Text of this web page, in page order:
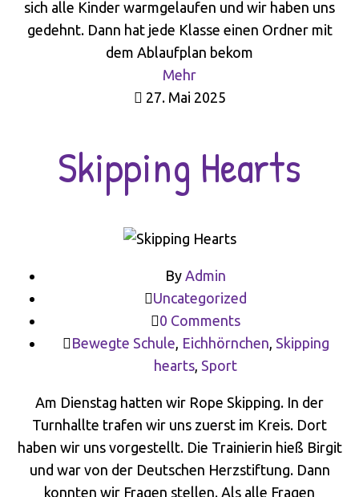
sich alle Kinder warmgelaufen und wir haben uns
gedehnt. Dann hat jede Klasse einen Ordner mit
dem Ablaufplan bekom
Mehr
27. Mai 2025
Skipping Hearts
By Admin
Uncategorized
0 Comments
Bewegte Schule Eichhörnchen Skipping
hearts Sport
Am Dienstag hatten wir Rope Skipping. In der
Turnhallte trafen wir uns zuerst im Kreis. Dort
haben wir uns vorgestellt. Die Trainierin hieß Birgit
und war von der Deutschen Herzstiftung. Dann
konnten wir Fragen stellen. Als alle Fragen